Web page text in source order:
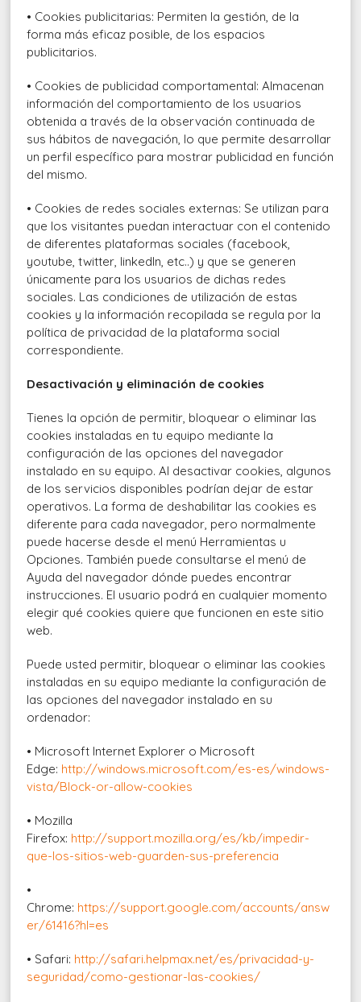
• Cookies publicitarias: Permiten la gestión, de la
forma más eficaz posible, de los espacios
publicitarios.
• Cookies de publicidad comportamental: Almacenan
información del comportamiento de los usuarios
obtenida a través de la observación continuada de
sus hábitos de navegación, lo que permite desarrollar
un perfil específico para mostrar publicidad en función
del mismo.
• Cookies de redes sociales externas: Se utilizan para
que los visitantes puedan interactuar con el contenido
de diferentes plataformas sociales (facebook,
youtube, twitter, linkedIn, etc..) y que se generen
únicamente para los usuarios de dichas redes
sociales. Las condiciones de utilización de estas
cookies y la información recopilada se regula por la
política de privacidad de la plataforma social
correspondiente.
Desactivación y eliminación de cookies
Tienes la opción de permitir, bloquear o eliminar las
cookies instaladas en tu equipo mediante la
configuración de las opciones del navegador
instalado en su equipo. Al desactivar cookies, algunos
de los servicios disponibles podrían dejar de estar
operativos. La forma de deshabilitar las cookies es
diferente para cada navegador, pero normalmente
puede hacerse desde el menú Herramientas u
Opciones. También puede consultarse el menú de
Ayuda del navegador dónde puedes encontrar
instrucciones. El usuario podrá en cualquier momento
elegir qué cookies quiere que funcionen en este sitio
web.
Puede usted permitir, bloquear o eliminar las cookies
instaladas en su equipo mediante la configuración de
las opciones del navegador instalado en su
ordenador:
• Microsoft Internet Explorer o Microsoft
Edge: http://windows.microsoft.com/es-es/windows-
vista/Block-or-allow-cookies
• Mozilla
Firefox: http://support.mozilla.org/es/kb/impedir-
que-los-sitios-web-guarden-sus-preferencia
•
Chrome: https://support.google.com/accounts/answ
er/61416?hl=es
• Safari: http://safari.helpmax.net/es/privacidad-y-
seguridad/como-gestionar-las-cookies/